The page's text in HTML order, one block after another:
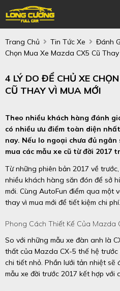
Trang Chủ Tin Tức Xe Đánh
Chọn Mua Xe Mazda CX5 Cũ
4 LÝ DO ĐỂ CHỦ XE
CŨ THAY VÌ MUA MỚI
Theo nhiều khách hàng đánh
có nhiều ưu điểm toàn diện
nay. Nếu lo ngoại chưa đủ
mua các mẫu xe cũ từ đời 2017
Từ những phiên bản 2017 về
nhiều khách hàng săn đón để sở
mới. Cùng AutoFun điểm qua một
thay vì mua mới để tiết kiệm chi phí.
Phong Cách Thiết Kế Của Mazda
So với những mẫu xe đàn anh là
thất của Mazda CX-5 thế hệ
chi tiết nhỏ. Phần lưới tản nhiệt sẽ
mẫu xe đời trước 2017 kết hợp với